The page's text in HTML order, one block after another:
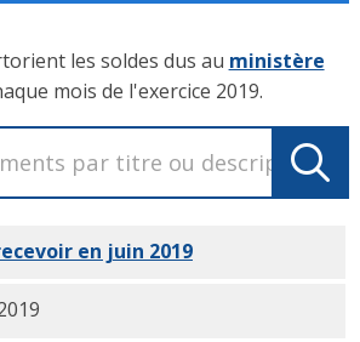
les soldes dus au ministère
mois de l'exercice 2019.
en juin 2019PDF